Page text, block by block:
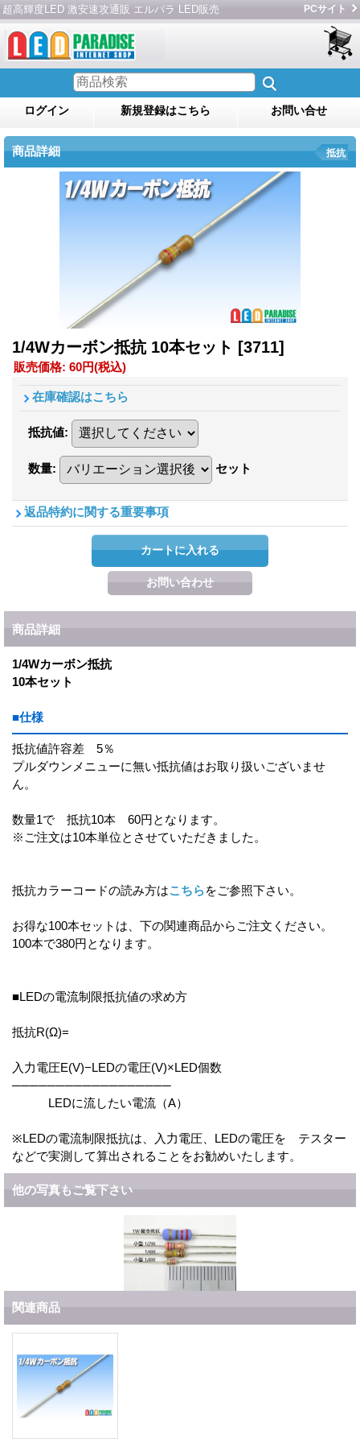
超高輝度LED 激安速攻通販 エルパラ LED販売 PCサイト
ログイン 新規登録はこちら お問い合せ
商品詳細 抵抗
1/4Wカーボン抵抗 10本セット [3711]
販売価格: 60円(税込)
在庫確認はこちら
抵抗値:
数量: セット
返品特約に関する重要事項
商品詳細
1/4Wカーボン抵抗
10本セット
■仕様
抵抗値許容差 5％
プルダウンメニューに無い抵抗値はお取り扱いございませ
ん。
数量1で 抵抗10本 60円となります。
※ご注文は10本単位とさせていただきました。
抵抗カラーコードの読み方はこちらをご参照下さい。
お得な100本セットは、下の関連商品からご注文ください。
100本で380円となります。
■LEDの電流制限抵抗値の求め方
抵抗R(Ω)=
入力電圧E(V)−LEDの電圧(V)×LED個数
──────────────────
LEDに流したい電流（A）
※LEDの電流制限抵抗は、入力電圧、LEDの電圧を テスター
などで実測して算出されることをお勧めいたします。
他の写真もご覧下さい
関連商品